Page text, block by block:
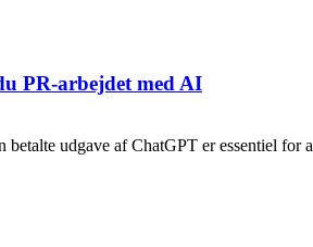
PR-arbejdet med AI
betalte udgave af ChatGPT er essentiel